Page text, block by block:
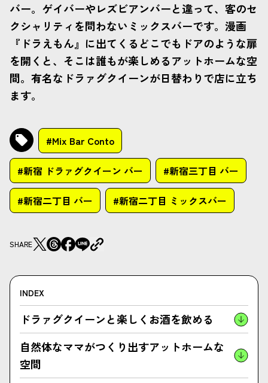
バー。ゲイバーやレズビアンバーと違って、客のセ
クシャリティを問わないミックスバーです。漫画
『ドラえもん』に出てくるどこでもドアのような扉
を開くと、そこは誰もが楽しめるアットホームな空
間。有名なドラァグクイーンが日替わりで店に立ち
ます。
#Mix Bar Conto
#新宿 ドラァグクイーン バー #新宿三丁目 バー
#新宿二丁目 バー #新宿二丁目 ミックスバー
SHARE
INDEX
ドラァグクイーンと楽しくお酒を飲める
自然体なママがつくり出すアットホームな
空間